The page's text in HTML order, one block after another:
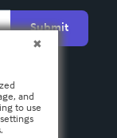
Submit
and
to use